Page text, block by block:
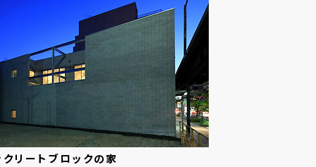
リートブロックの家